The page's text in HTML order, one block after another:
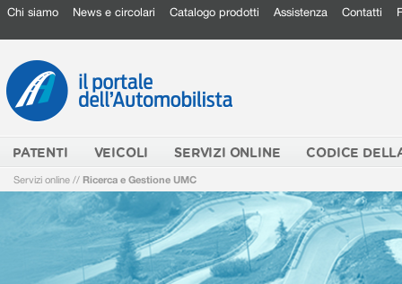
Chi siamo News e circolari Catalogo prodotti Assistenza Contatti
PATENTI VEICOLI SERVIZI ONLINE CODICE
Servizi online // Ricerca e Gestione UMC